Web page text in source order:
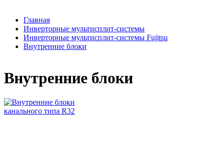
Главная
Инверторные мультисплит-системы
Инверторные мультисплит-системы Fujitsu
Внутренние блоки
Внутренние блоки